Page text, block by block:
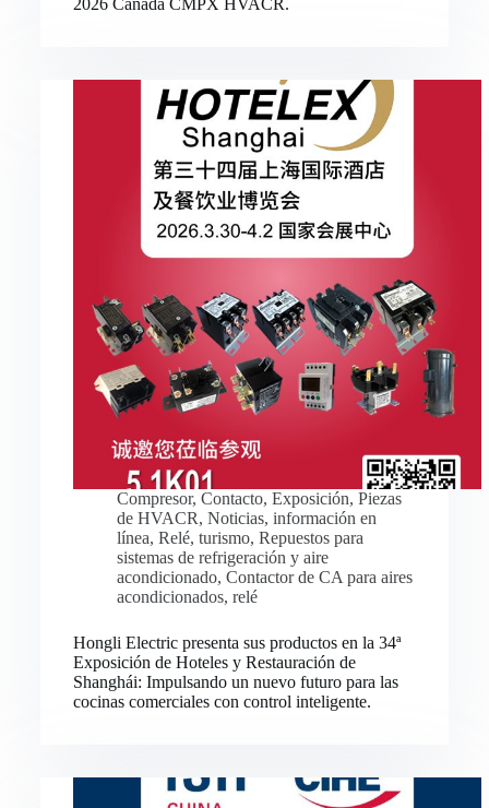
2026 Canada CMPX HVACR.
Compresor, Contacto, Exposición, Piezas
de HVACR, Noticias, información en
línea, Relé, turismo, Repuestos para
sistemas de refrigeración y aire
acondicionado, Contactor de CA para aires
acondicionados, relé
Hongli Electric presenta sus productos en la 34ª
Exposición de Hoteles y Restauración de
Shanghái: Impulsando un nuevo futuro para las
cocinas comerciales con control inteligente.